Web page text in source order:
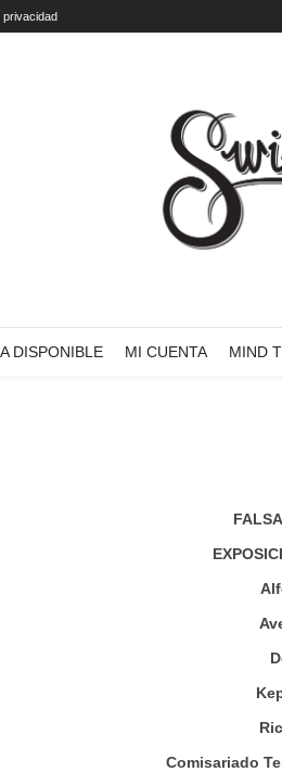
privacidad
DISPONIBLE MI CUENTA MIND
Comisariado